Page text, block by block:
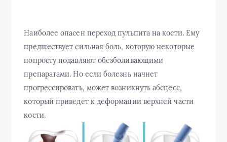
Наиболее опасен переход пульпита на кости. Ему
предшествует сильная боль, которую некоторые
попросту подавляют обезболивающими
препаратами. Но если болезнь начнет
прогрессировать, может возникнуть абсцесс,
который приведет к деформации верхней части
кости.